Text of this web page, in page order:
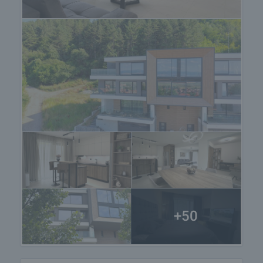
имейл или телефон.
Наемане на имота
Ако харесате имота и решите да го наемете, ще
имаме ангажимент да организираме среща с
наемодателя, на която ще подготвим и ще
предоставим за одобрение и подпис от двете
страни на договор за наем и приемо-
предавателен протокол за имота. Обичайната
практика е да се предплати един наем за
първия месец и да се остави гаранционен
депозит при наемодателя в размер на един
наем. Свържете се с отговорния брокер за този
имот за по-подробна информация относно
процедурата за наемане на имот.
+50